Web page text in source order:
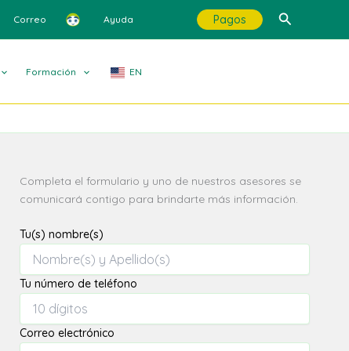
Correo Ayuda Pagos Buscar
Formación EN
Completa el formulario y uno de nuestros asesores se
comunicará contigo para brindarte más información.
Tu(s) nombre(s)
Tu número de teléfono
Correo electrónico